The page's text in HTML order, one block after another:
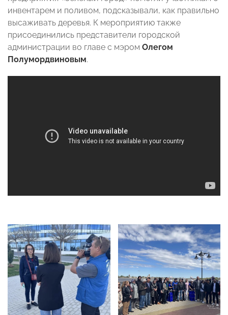
инвентарем и поливом, подсказывали, как правильно
высаживать деревья. К мероприятию также
присоединились представители городской
администрации во главе с мэром Олегом
Полумордвиновым.